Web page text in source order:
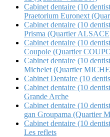
Cabinet dentaire (10
Praetorium Euronext
Cabinet dentaire (10
Prisma (Quartier
Cabinet dentaire (10
Coupole (Quartier
Cabinet dentaire (10
Michelet (Quartier
Cabinet Dentaire (10
Cabinet dentaire (10
Grande Arche
Cabinet dentaire (10
gan Groupama (Quartier
Cabinet dentaire (10
Les reflets